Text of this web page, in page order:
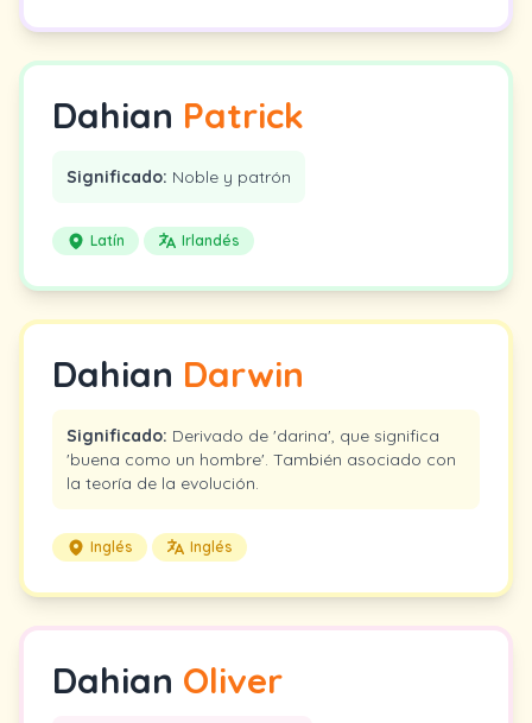
Dahian Patrick
Significado: Noble y patrón
Latín Irlandés
Dahian Darwin
Significado: Derivado de 'darina', que significa
'buena como un hombre'. También asociado con
la teoría de la evolución.
Inglés Inglés
Dahian Oliver